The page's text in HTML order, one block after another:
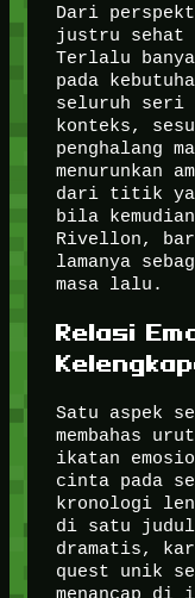
Dari
justru sehat
Terlalu
pada
seluruh seri
konteks,
penghalang
menurunkan
dari titik
bila
Rivellon,
lamanya
masa lalu.
Relasi
Satu aspek
membahas
ikatan
cinta pada
kronologi
di satu judul
dramatis,
quest unik
menancap di